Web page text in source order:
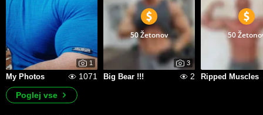
1
My Photos 1071
50 Žetonov
3
Big Bear !!! 2
50
Ripped Muscles
Poglej vse